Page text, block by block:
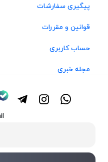
پیگیری سفارشات
قوانین و مقررات
حساب کاربری
مجله خبری